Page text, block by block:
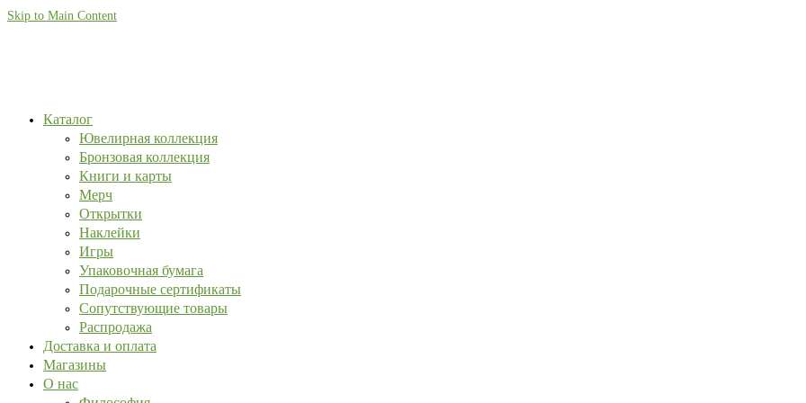
Skip to Main Content
Каталог
Ювелирная коллекция
Бронзовая коллекция
Книги и карты
Мерч
Открытки
Наклейки
Игры
Упаковочная бумага
Подарочные сертификаты
Сопутствующие товары
Распродажа
Доставка и оплата
Магазины
О нас